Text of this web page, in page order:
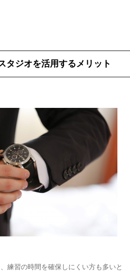
タジオを活用するメリット
練習の時間を確保しにくい方も多いと